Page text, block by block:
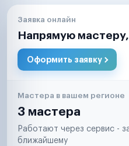
Заявка онлайн
Напрямую
Оформить заявку
Мастера в вашем регионе
3 мастера
Работают через сервис -
ближайшему